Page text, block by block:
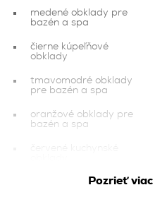
medené obklady pre
bazén a spa
čierne kúpeľňové
obklady
tmavomodré obklady
pre bazén a spa
oranžové obklady pre
bazén a spa
ružové obkladyPozrieť viac